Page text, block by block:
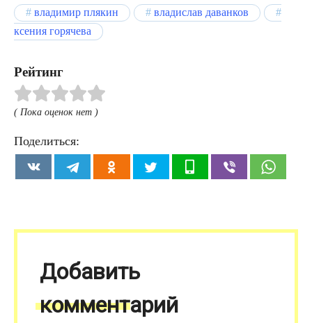
владимир плякин
владислав даванков
ксения горячева
Рейтинг
( Пока оценок нет )
Поделиться:
Добавить
комментарий